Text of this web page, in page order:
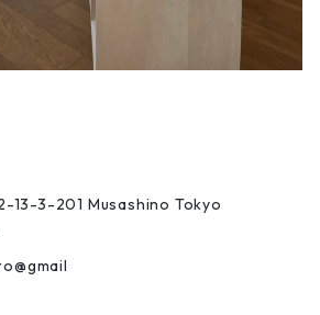
13-3-201 Musashino Tokyo